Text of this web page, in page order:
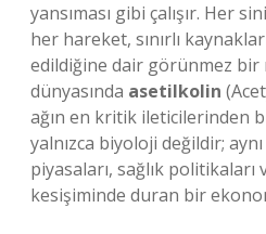
yansıması gibi çalışır. Her
her hareket, sınırlı
edildiğine dair görünmez bir
dünyasında asetilkolin
ağın en kritik ileticilerinden
yalnızca biyoloji değildir;
piyasaları, sağlık
kesişiminde duran bir